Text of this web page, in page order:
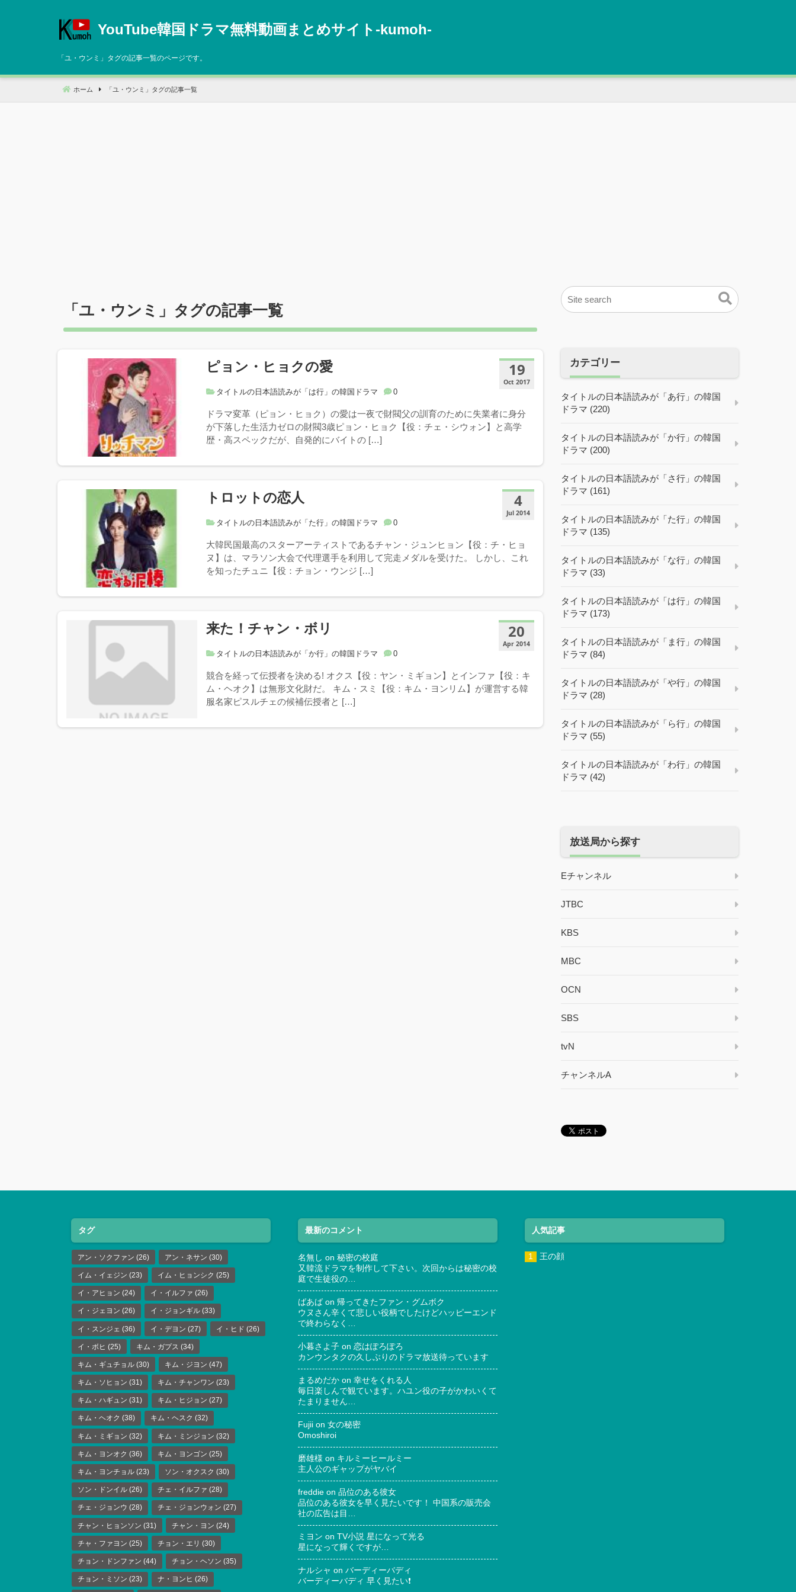
へ
動
YouTube韓国ドラマ無料動画まとめサイト‐kumoh‐
「 ユ・ウンミ 」タグの記事一覧のページです。
ホーム 「 ユ・ウンミ 」タグの記事一覧
「 ユ・ウンミ 」タグの記事一覧
19
Oct 2017
ピョン・ヒョクの愛
タイトルの日本語読みが「は行」の韓国ドラマ 0
ドラマ変革（ピョン・ヒョク）の愛は一夜で財閥父の訓育のために失業者に身分
が下落した生活力ゼロの財閥3歳ピョン・ヒョク【役：チェ・シウォン】と高学
歴・高スペックだが、自発的にバイトの […]
4
Jul 2014
トロットの恋人
タイトルの日本語読みが「た行」の韓国ドラマ 0
大韓民国最高のスターアーティストであるチャン・ジュンヒョン【役：チ・ヒョ
ヌ】は、マラソン大会で代理選手を利用して完走メダルを受けた。 しかし、これ
を知ったチュニ【役：チョン・ウンジ […]
20
Apr 2014
来た！チャン・ボリ
タイトルの日本語読みが「か行」の韓国ドラマ 0
競合を経って伝授者を決める! オクス【役：ヤン・ミギョン】とインファ【役：キ
ム・ヘオク】は無形文化財だ。 キム・スミ【役：キム・ヨンリム】が運営する韓
服名家ピスルチェの候補伝授者と […]
カテゴリー
タイトルの日本語読みが「あ行」の韓国
ドラマ (220)
タイトルの日本語読みが「か行」の韓国
ドラマ (200)
タイトルの日本語読みが「さ行」の韓国
ドラマ (161)
タイトルの日本語読みが「た行」の韓国
ドラマ (135)
タイトルの日本語読みが「な行」の韓国
ドラマ (33)
タイトルの日本語読みが「は行」の韓国
ドラマ (173)
タイトルの日本語読みが「ま行」の韓国
ドラマ (84)
タイトルの日本語読みが「や行」の韓国
ドラマ (28)
タイトルの日本語読みが「ら行」の韓国
ドラマ (55)
タイトルの日本語読みが「わ行」の韓国
ドラマ (42)
放送局から探す
Eチャンネル
JTBC
KBS
MBC
OCN
SBS
tvN
チャンネルA
タグ
アン・ソクファン (26) アン・ネサン (30)
イム・イェジン (23) イム・ヒョンシク (25)
イ・アヒョン (24) イ・イルファ (26)
イ・ジェヨン (26) イ・ジョンギル (33)
イ・スンジェ (36) イ・デヨン (27) イ・ヒド (26)
イ・ボヒ (25) キム・ガプス (34)
キム・ギュチョル (30) キム・ジヨン (47)
キム・ソヒョン (31) キム・チャンワン (23)
キム・ハギュン (31) キム・ヒジョン (27)
キム・ヘオク (38) キム・ヘスク (32)
キム・ミギョン (32) キム・ミンジョン (32)
キム・ヨンオク (36) キム・ヨンゴン (25)
キム・ヨンチョル (23) ソン・オクスク (30)
ソン・ドンイル (26) チェ・イルファ (28)
チェ・ジョンウ (28) チェ・ジョンウォン (27)
チャン・ヒョンソン (31) チャン・ヨン (24)
チャ・ファヨン (25) チョン・エリ (30)
チョン・ドンファン (44) チョン・ヘソン (35)
チョン・ミソン (23) ナ・ヨンヒ (26)
最新のコメント
名無し on 秘密の校庭
又韓流ドラマを制作して下さい。次回からは秘密の校
庭で生徒役の…
ばあば on 帰ってきたファン・グムボク
ウヌさん辛くて悲しい役柄でしたけどハッピーエンド
で終わらなく…
小暮さよ子 on 恋はぽろぽろ
カンウンタクの久しぶりのドラマ放送待っています
まるめだか on 幸せをくれる人
毎日楽しんで観ています。ハユン役の子がかわいくて
たまりません…
Fujii on 女の秘密
Omoshiroi
磨雄様 on キルミーヒールミー
主人公のギャップがヤバイ
freddie on 品位のある彼女
品位のある彼女を早く見たいです！ 中国系の販売会
社の広告は目…
ミヨン on TV小説 星になって光る
星になって輝くですが…
ナルシャ on バーディーバディ
バーディーバディ 早く見たい❗
人気記事
王の顔